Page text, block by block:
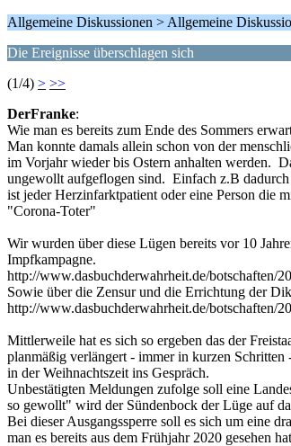
Allgemeine Diskussionen > Allgemeine
Die Ereignisse überschlagen sich
(1/4) > >>
DerFranke:
Wie man es bereits zum Ende des Sommers
Man konnte damals allein schon von der
im Vorjahr wieder bis Ostern anhalten werden.
ungewollt aufgeflogen sind. Einfach z.B
ist jeder Herzinfarktpatient oder eine Person die
"Corona-Toter"
Wir wurden über diese Lügen bereits vor 10
Impfkampagne.
http://www.dasbuchderwahrheit.de/botschaften/
Sowie über die Zensur und die Errichtung der
http://www.dasbuchderwahrheit.de/botschaften/
Mittlerweile hat es sich so ergeben das der
planmäßig verlängert - immer in kurzen
in der Weihnachtszeit ins Gespräch.
Unbestätigten Meldungen zufolge soll eine
so gewollt" wird der Sündenbock der Lüge auf
Bei dieser Ausgangssperre soll es sich um eine
man es bereits aus dem Frühjahr 2020 gesehen